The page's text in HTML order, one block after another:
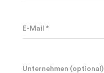
E-Mail *
Unternehmen (optional)